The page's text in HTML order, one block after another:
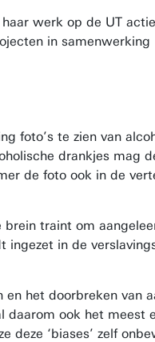
werk op de UT
in
foto’s te zien van
drankjes mag
de foto ook in de
traint om
in de
het doorbreken van
ook het meest
‘biases’ zelf